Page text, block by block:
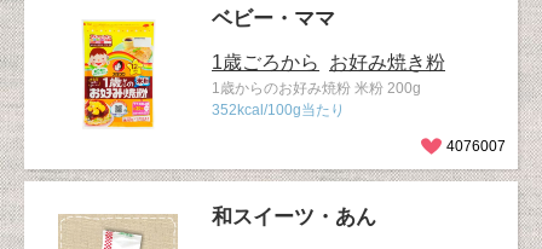
ベビー・ママ
1歳ごろから お好み焼き粉
1歳からのお好み焼粉 米粉 200g
352kcal/100g当たり
4076007
和スイーツ・あん